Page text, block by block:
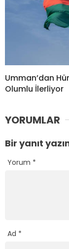
Umman’dan
Olumlu İlerliyor
YORUMLAR
Bir yanıt
Yorum *
Ad *